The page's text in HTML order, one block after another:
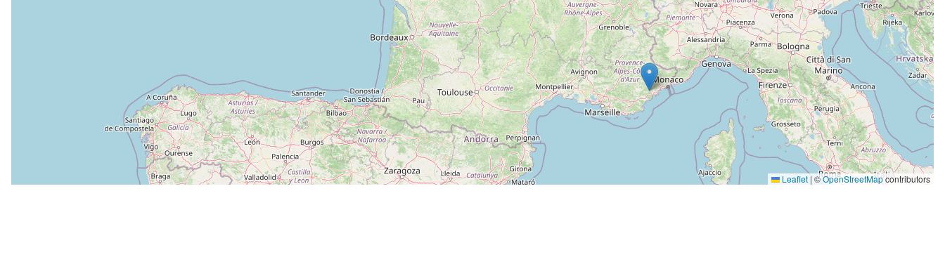
Leaflet | ©OpenStreetMapcontributors